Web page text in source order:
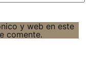
y web en este
comente.